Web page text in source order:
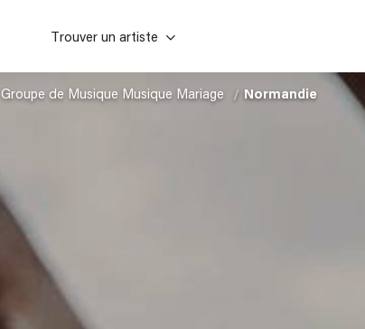
Trouver un artiste
Groupe de Musique Musique Mariage Normandie